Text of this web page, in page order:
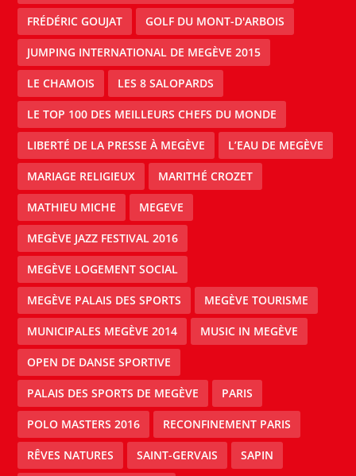
FRÉDÉRIC GOUJAT GOLF DU MONT-D'ARBOIS
JUMPING INTERNATIONAL DE MEGÈVE 2015
LE CHAMOIS LES 8 SALOPARDS
LE TOP 100 DES MEILLEURS CHEFS DU MONDE
LIBERTÉ DE LA PRESSE À MEGÈVE L’EAU DE MEGÈVE
MARIAGE RELIGIEUX MARITHÉ CROZET
MATHIEU MICHE MEGEVE
MEGÈVE JAZZ FESTIVAL 2016
MEGÈVE LOGEMENT SOCIAL
MEGÈVE PALAIS DES SPORTS MEGÈVE TOURISME
MUNICIPALES MEGÈVE 2014 MUSIC IN MEGÈVE
OPEN DE DANSE SPORTIVE
PALAIS DES SPORTS DE MEGÈVE PARIS
POLO MASTERS 2016 RECONFINEMENT PARIS
RÊVES NATURES SAINT-GERVAIS SAPIN